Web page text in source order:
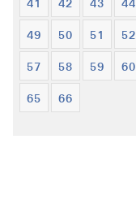
49 50 51 52
57 58 59 60
65 66